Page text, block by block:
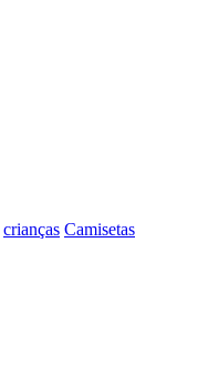
crianças Camisetas